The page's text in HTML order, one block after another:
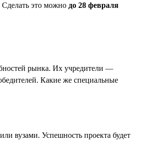
это можно до 28 февраля
рынка. Их учредители —
Какие же специальные
вузами. Успешность проекта будет